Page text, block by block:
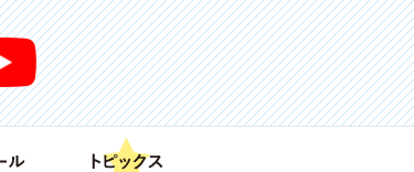
カードリスト